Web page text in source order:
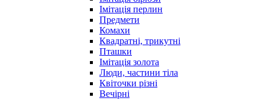
Імітація перлин
Предмети
Комахи
Квадратні, трикутні
Пташки
Імітація золота
Люди, частини тіла
Квіточки різні
Вечірні